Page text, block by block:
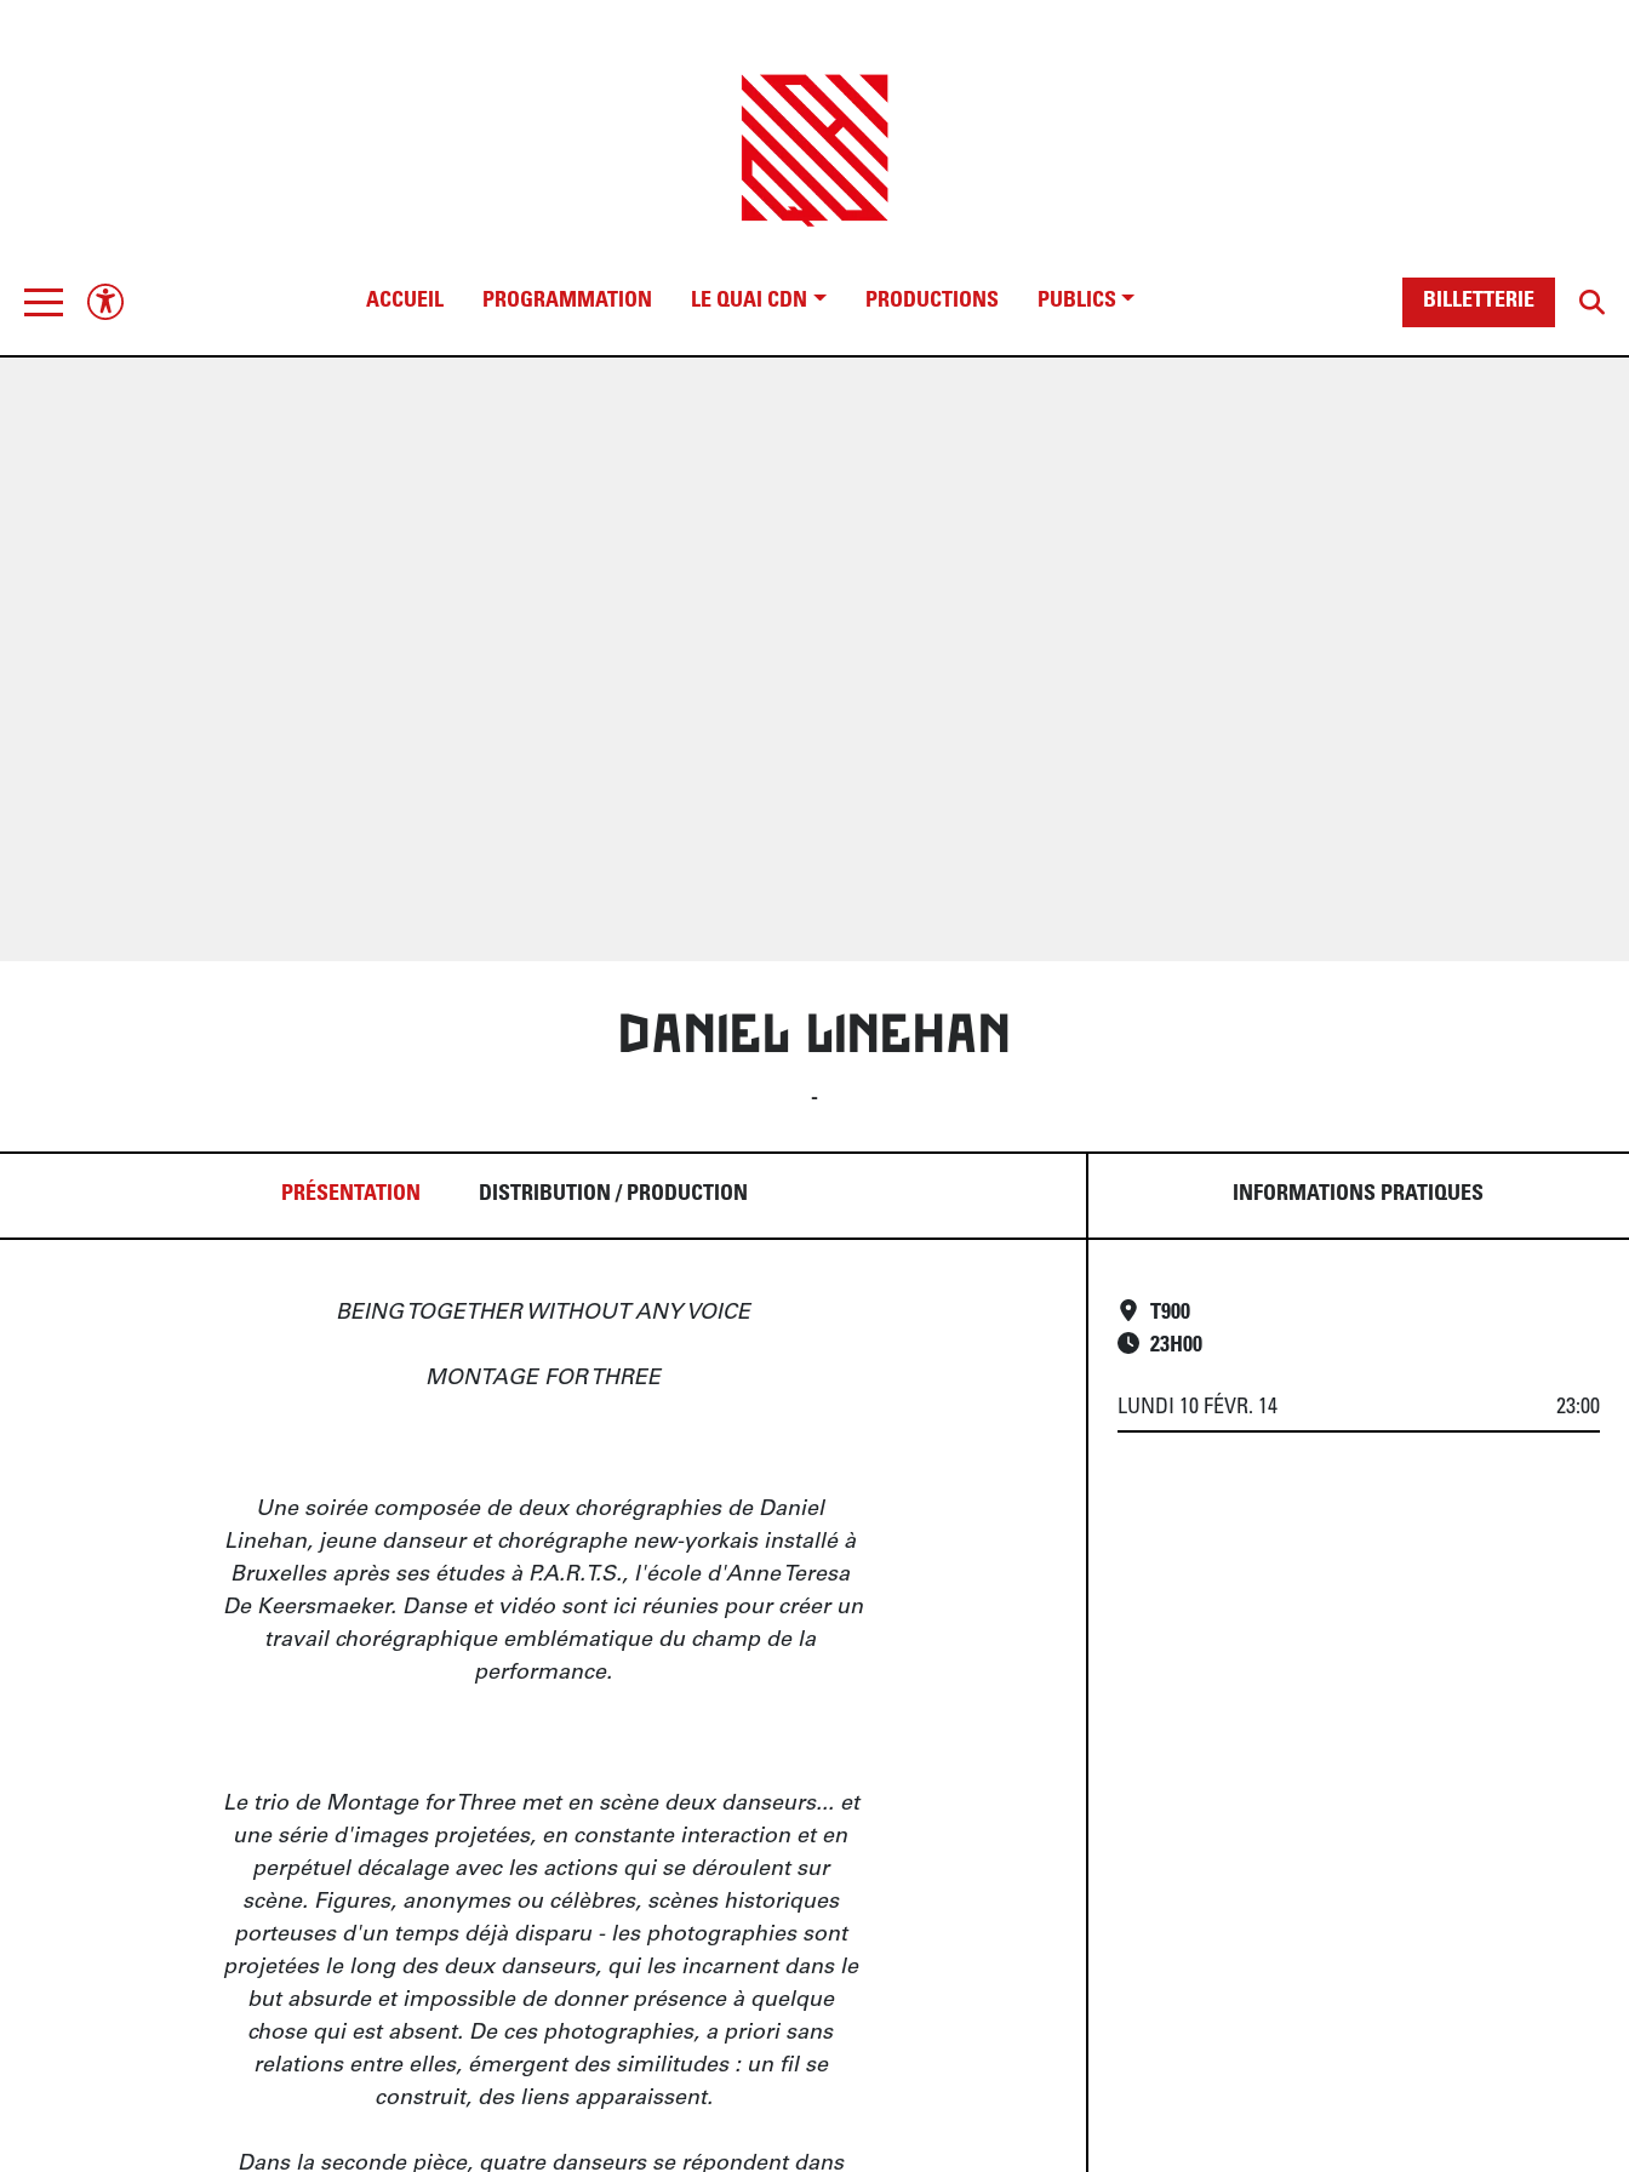
ACCUEIL PROGRAMMATION LE QUAI CDN PRODUCTIONS PUBLICS BILLETTERIE
DANIEL LINEHAN
-
PRÉSENTATION DISTRIBUTION / PRODUCTION
BEING TOGETHER WITHOUT ANY VOICE
MONTAGE FOR THREE
Une soirée composée de deux chorégraphies de Daniel
Linehan, jeune danseur et chorégraphe new-yorkais installé à
Bruxelles après ses études à P.A.R.T.S., l'école d'Anne Teresa
De Keersmaeker. Danse et vidéo sont ici réunies pour créer un
travail chorégraphique emblématique du champ de la
performance.
Le trio de Montage for Three met en scène deux danseurs... et
une série d'images projetées, en constante interaction et en
perpétuel décalage avec les actions qui se déroulent sur
scène. Figures, anonymes ou célèbres, scènes historiques
porteuses d'un temps déjà disparu - les photographies sont
projetées le long des deux danseurs, qui les incarnent dans le
but absurde et impossible de donner présence à quelque
chose qui est absent. De ces photographies, a priori sans
relations entre elles, émergent des similitudes : un fil se
construit, des liens apparaissent.
Dans la seconde pièce, quatre danseurs se répondent dans
INFORMATIONS PRATIQUES
T900
23H00
LUNDI 10 FÉVR. 14 23:00